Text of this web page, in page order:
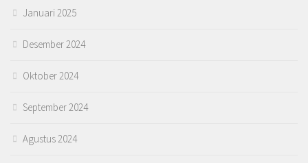
Januari 2025
Desember 2024
Oktober 2024
September 2024
Agustus 2024